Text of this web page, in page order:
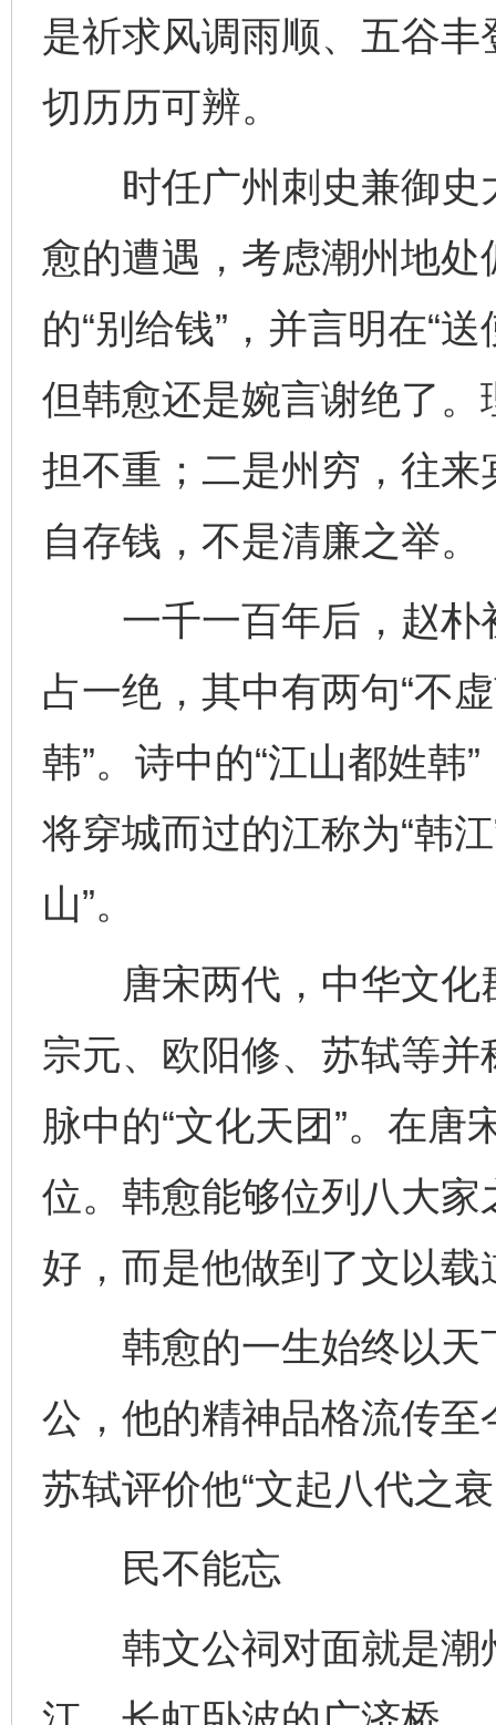
是祈求风调雨顺、五谷
切历历可辨。
时任广州刺史兼御史
愈的遭遇，考虑潮州地
的“别给钱”，并言明在“
但韩愈还是婉言谢绝了
担不重；二是州穷，往
自存钱，不是清廉之举。
一千一百年后，赵朴
占一绝，其中有两句“不
韩”。诗中的“江山都姓韩
将穿城而过的江称为“韩
山”。
唐宋两代，中华文化
宗元、欧阳修、苏轼等并
脉中的“文化天团”。在
位。韩愈能够位列八大
好，而是他做到了文以
韩愈的一生始终以天
公，他的精神品格流传
苏轼评价他“文起八代之
民不能忘
韩文公祠对面就是潮